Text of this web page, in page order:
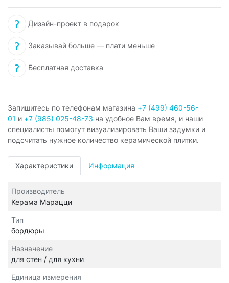
Дизайн-проект в подарок
Заказывай больше — плати меньше
Бесплатная доставка
Запишитесь по телефонам магазина +7 (499) 460-56-
01 и +7 (985) 025-48-73 на удобное Вам время, и наши
специалисты помогут визуализировать Ваши задумки и
подсчитать нужное количество керамической плитки.
Характеристики Информация
Производитель
Керама Марацци
Тип
бордюры
Назначение
для стен / для кухни
Единица измерения